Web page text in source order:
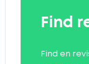
Find
Find en